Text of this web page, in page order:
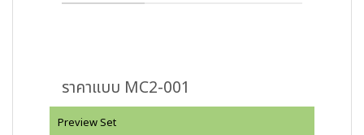
ราคาแบบ MC2-001
Preview Set